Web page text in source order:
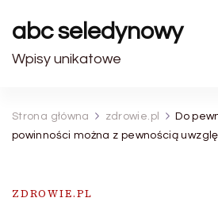
abc seledynowy
Wpisy unikatowe
Strona główna zdrowie.pl
Do
powinności można z pewnością
ZDROWIE.PL